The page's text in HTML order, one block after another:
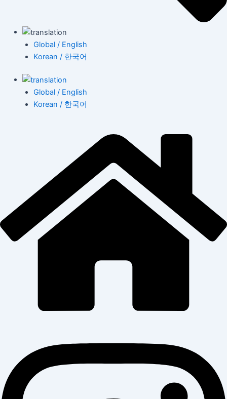
Global / English
Korean / 한국어
Global / English
Korean / 한국어